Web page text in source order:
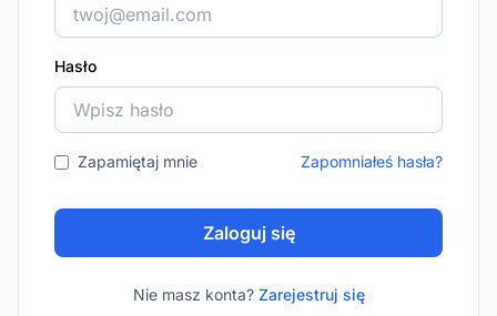
Hasło
Zapamiętaj mnie Zapomniałeś hasła?
Zaloguj się
Nie masz konta? Zarejestruj się